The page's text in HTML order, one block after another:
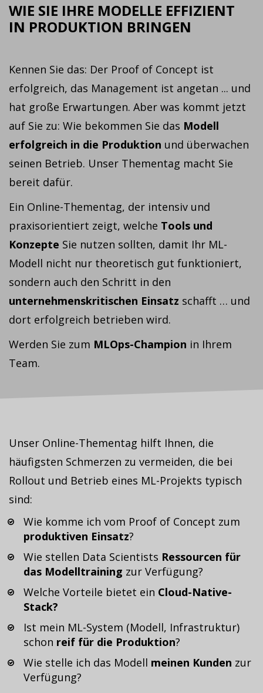
WIE SIE IHRE MODELLE EFFIZIENT
IN PRODUKTION BRINGEN
Kennen Sie das: Der Proof of Concept ist
erfolgreich, das Management ist angetan ... und
hat große Erwartungen. Aber was kommt jetzt
auf Sie zu: Wie bekommen Sie das Modell
erfolgreich in die Produktion und überwachen
seinen Betrieb. Unser Thementag macht Sie
bereit dafür.
Ein Online-Thementag, der intensiv und
praxisorientiert zeigt, welche Tools und
Konzepte Sie nutzen sollten, damit Ihr ML-
Modell nicht nur theoretisch gut funktioniert,
sondern auch den Schritt in den
unternehmenskritischen Einsatz schafft … und
dort erfolgreich betrieben wird.
Werden Sie zum MLOps-Champion in Ihrem
Team.
Unser Online-Thementag hilft Ihnen, die
häufigsten Schmerzen zu vermeiden, die bei
Rollout und Betrieb eines ML-Projekts typisch
sind:
Wie komme ich vom Proof of Concept zum
produktiven Einsatz?
Wie stellen Data Scientists Ressourcen für
das Modelltraining zur Verfügung?
Welche Vorteile bietet ein Cloud-Native-
Stack?
Ist mein ML-System (Modell, Infrastruktur)
schon reif für die Produktion?
Wie stelle ich das Modell meinen Kunden zur
Verfügung?